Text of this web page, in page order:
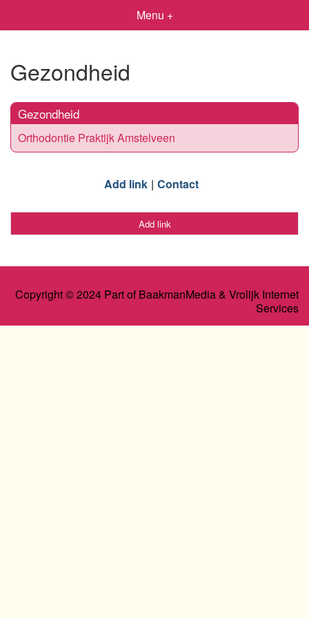
Menu +
Gezondheid
Gezondheid
Orthodontie Praktijk Amstelveen
Add link Contact
Add link
Copyright © 2024 Part of BaakmanMedia & Vrolijk Internet
Services